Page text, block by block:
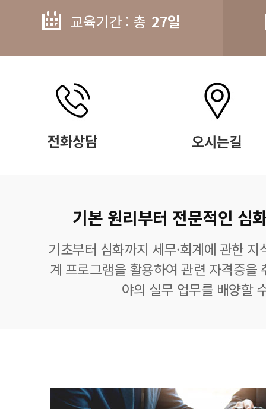
교육기간 : 총 27일
기본 원리부터 전문적인 심
기초부터 심화까지 세무·회계에 관한
계 프로그램을 활용하여 관련 자격증을
야의 실무 업무를 배양할